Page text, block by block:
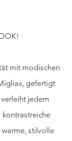
mit modischen
gefertigt
jedem
stilvolle